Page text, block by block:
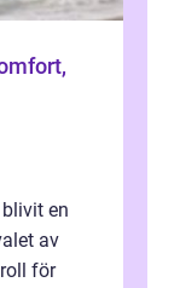
en
av
för